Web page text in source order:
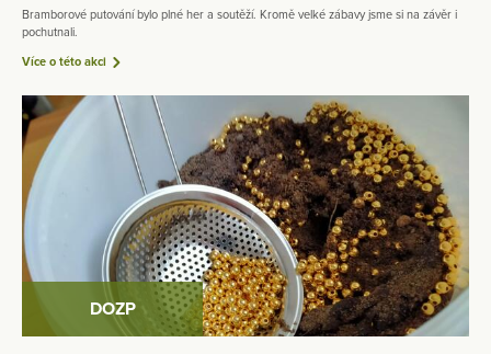
Bramborové putování bylo plné her a soutěží. Kromě velké zábavy jsme si na závěr i
pochutnali.
Více o této akci
DOZP